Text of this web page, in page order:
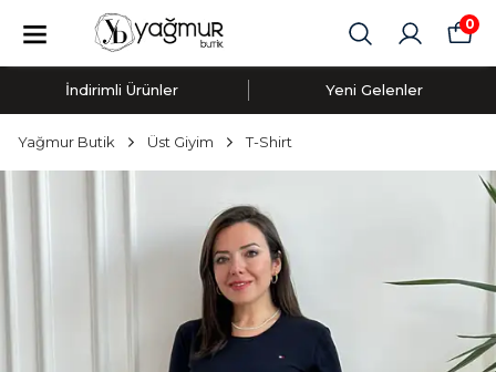
0
İndirimli Ürünler Yeni Gelenler
Yağmur Butik Üst Giyim T-Shirt